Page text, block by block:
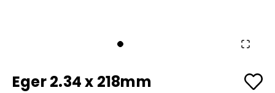
Eger 2.34 x 218mm